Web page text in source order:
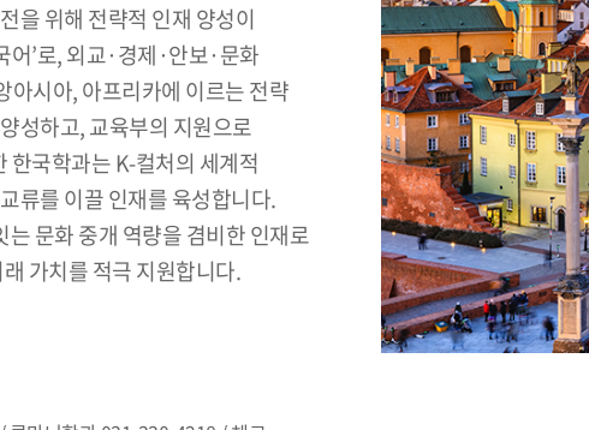
을 위해 전략적 인재 양성이
’로, 외교·경제·안보·문화
아시아, 아프리카에 이르는 전략
성하고, 교육부의 지원으로
한국학과는 K-컬처의 세계적
류를 이끌 인재를 육성합니다.
문화 중개 역량을 겸비한 인재로
가치를 적극 지원합니다.